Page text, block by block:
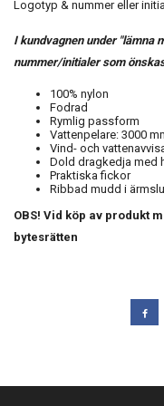
Logotyp & nummer eller
I kundvagnen under "lämna
nummer/initialer som
100% nylon
Fodrad
Rymlig passform
Vattenpelare: 3000
Vind- och
Dold dragkedja med
Praktiska fickor
Ribbad mudd i
OBS! Vid köp av produkt
bytesrätten